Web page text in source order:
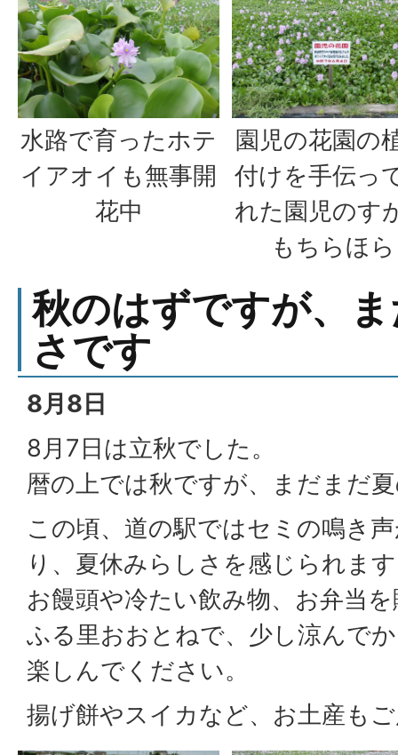
水路で育ったホテ
イアオイも無事開
花中
園児の花園の
付けを手伝っ
れた園児のす
もちらほら
秋のはずですが、
さです
8月8日
8月7日は立秋でした。
暦の上では秋ですが、まだまだ
この頃、道の駅ではセミの鳴き
り、夏休みらしさを感じられま
お饅頭や冷たい飲み物、お弁当
ふる里おおとねで、少し涼んで
楽しんでください。
揚げ餅やスイカなど、お土産も